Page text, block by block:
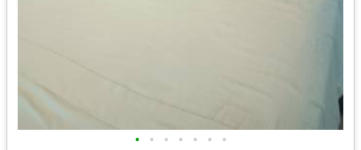
• • • • • • •